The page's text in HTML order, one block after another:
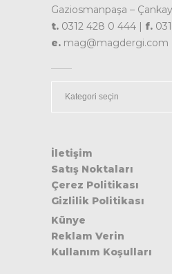
Gaziosmanpaşa –
t. 0312 428 0 444 | f.
e. mag@magdergi.com
İletişim
Satış Noktaları
Çerez Politikası
Gizlilik Politikası
Künye
Reklam Verin
Kullanım Koşulları